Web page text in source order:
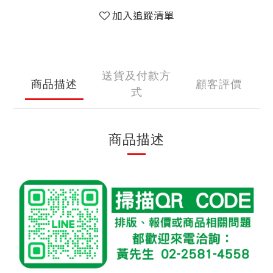
加入追蹤清單
商品描述
送貨及付款方
式
顧客評價
商品描述